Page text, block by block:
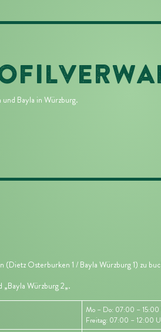
und Bayla in Würzburg.
Osterburken 1 / Bayla Würzburg 1) zu
„Bayla Würzburg 2„.
Mo – Do: 07:00 –
Freitag: 07:00 – 12:00